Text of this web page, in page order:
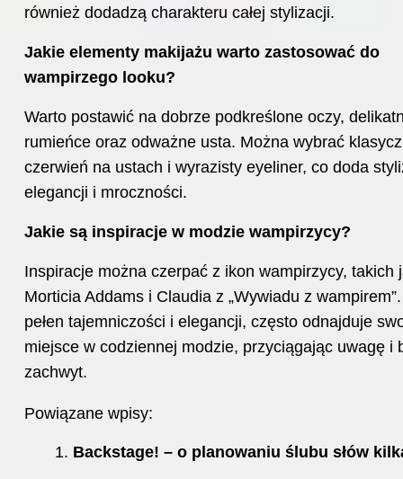
również dodadzą charakteru całej stylizacji.
Jakie elementy makijażu warto zastosować do
wampirzego looku?
Warto postawić na dobrze podkreślone oczy,
rumieńce oraz odważne usta. Można wybrać
czerwień na ustach i wyrazisty eyeliner, co doda
elegancji i mroczności.
Jakie są inspiracje w modzie wampirzycy?
Inspiracje można czerpać z ikon wampirzycy, takich
Morticia Addams i Claudia z „Wywiadu z
pełen tajemniczości i elegancji, często odnajduje
miejsce w codziennej modzie, przyciągając uwagę i
zachwyt.
Powiązane wpisy:
Backstage! – o planowaniu ślubu słów